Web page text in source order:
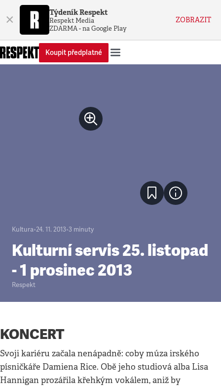
× Týdeník Respekt
Respekt Media
ZDARMA - na Google Play
ZOBRAZIT
Koupit předplatné
Kultura•24. 11. 2013•3 minuty
Kulturní servis 25. listopad
- 1 prosinec 2013
Respekt
KONCERT
Svoji kariéru začala nenápadně: coby múza irského
písničkáře Damiena Rice. Obě jeho studiová alba Lisa
Hannigan prozářila křehkým vokálem, aniž by